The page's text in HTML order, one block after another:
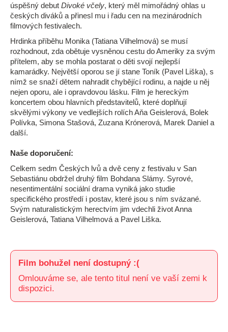
úspěšný debut Divoké včely, který měl mimořádný ohlas u
českých diváků a přinesl mu i řadu cen na mezinárodních
filmových festivalech.
Hrdinka příběhu Monika (Tatiana Vilhelmová) se musí
rozhodnout, zda obětuje vysněnou cestu do Ameriky za svým
přítelem, aby se mohla postarat o děti svojí nejlepší
kamarádky. Největší oporou se jí stane Toník (Pavel Liška), s
nímž se snaží dětem nahradit chybějící rodinu, a najde u něj
nejen oporu, ale i opravdovou lásku. Film je hereckým
koncertem obou hlavních představitelů, které doplňují
skvělými výkony ve vedlejších rolích Aňa Geislerová, Bolek
Polívka, Simona Stašová, Zuzana Krónerová, Marek Daniel a
další.
Naše doporučení:
Celkem sedm Českých lvů a dvě ceny z festivalu v San
Sebastiánu obdržel druhý film Bohdana Slámy. Syrové,
nesentimentální sociální drama vyniká jako studie
specifického prostředí i postav, které jsou s ním svázané.
Svým naturalistickým herectvím jim vdechli život Anna
Geislerová, Tatiana Vilhelmová a Pavel Liška.
Film bohužel není dostupný :(
Omlouváme se, ale tento titul není ve vaší zemi k
dispozici.